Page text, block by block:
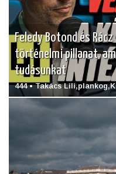
Feledy Botond és
történelmi pillanat,
tudásunkat
444 • Takács